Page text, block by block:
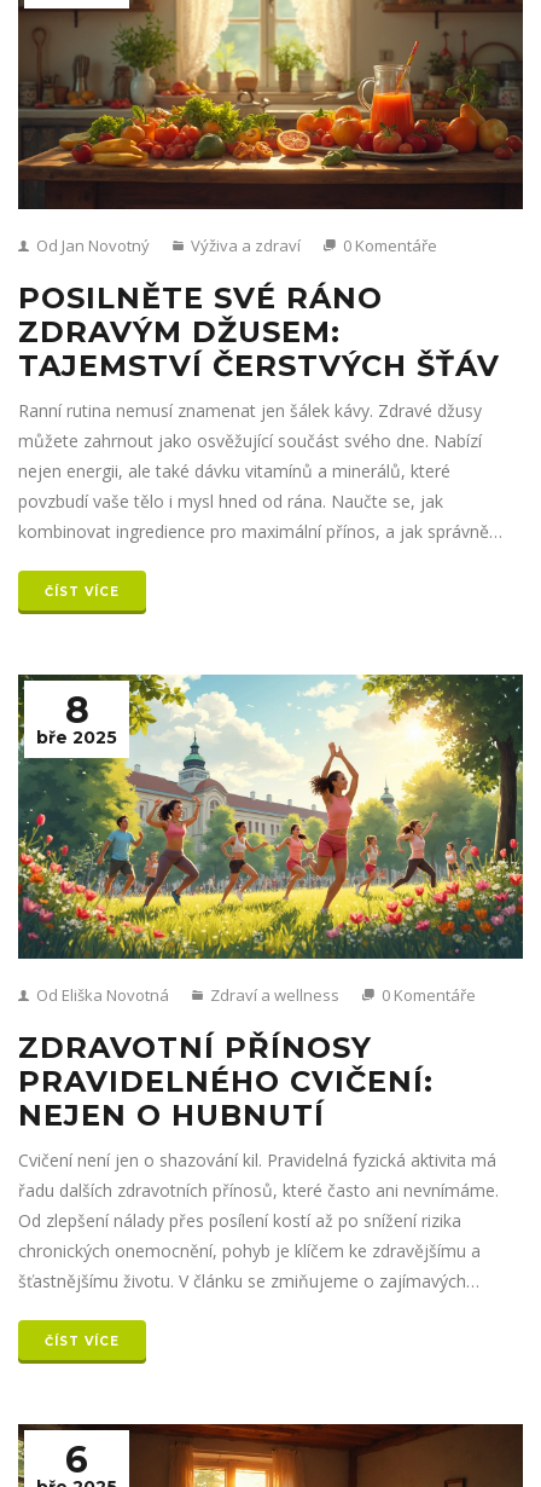
Od Jan Novotný Výživa a zdraví 0 Komentáře
POSILNĚTE SVÉ RÁNO
ZDRAVÝM DŽUSEM:
TAJEMSTVÍ ČERSTVÝCH ŠŤÁV
Ranní rutina nemusí znamenat jen šálek kávy. Zdravé džusy
můžete zahrnout jako osvěžující součást svého dne. Nabízí
nejen energii, ale také dávku vitamínů a minerálů, které
povzbudí vaše tělo i mysl hned od rána. Naučte se, jak
kombinovat ingredience pro maximální přínos, a jak správně
ČÍST VÍCE
8
bře 2025
Od Eliška Novotná Zdraví a wellness 0 Komentáře
ZDRAVOTNÍ PŘÍNOSY
PRAVIDELNÉHO CVIČENÍ:
NEJEN O HUBNUTÍ
Cvičení není jen o shazování kil. Pravidelná fyzická aktivita má
řadu dalších zdravotních přínosů, které často ani nevnímáme.
Od zlepšení nálady přes posílení kostí až po snížení rizika
chronických onemocnění, pohyb je klíčem ke zdravějšímu a
šťastnějšímu životu. V článku se zmiňujeme o zajímavých
ČÍST VÍCE
6